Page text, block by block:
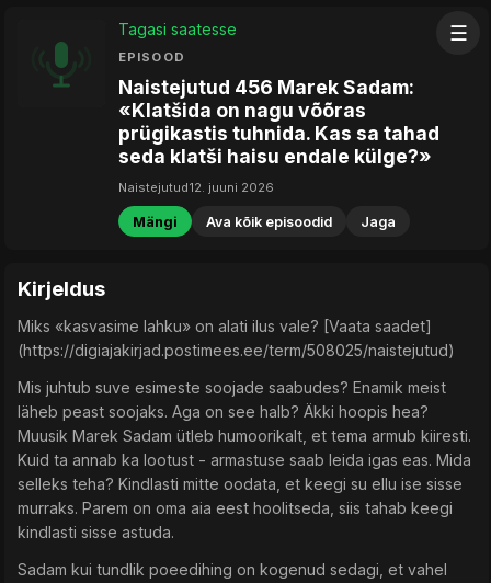
☰
Tagasi saatesse
EPISOOD
Naistejutud 456 Marek Sadam:
«Klatšida on nagu võõras
prügikastis tuhnida. Kas sa tahad
seda klatši haisu endale külge?»
Naistejutud12. juuni 2026
Mängi Ava kõik episoodid Jaga
Kirjeldus
Miks «kasvasime lahku» on alati ilus vale? [Vaata saadet]
(https://digiajakirjad.postimees.ee/term/508025/naistejutud)
Mis juhtub suve esimeste soojade saabudes? Enamik meist
läheb peast soojaks. Aga on see halb? Äkki hoopis hea?
Muusik Marek Sadam ütleb humoorikalt, et tema armub kiiresti.
Kuid ta annab ka lootust - armastuse saab leida igas eas. Mida
selleks teha? Kindlasti mitte oodata, et keegi su ellu ise sisse
murraks. Parem on oma aia eest hoolitseda, siis tahab keegi
kindlasti sisse astuda.
Sadam kui tundlik poeedihing on kogenud sedagi, et vahel